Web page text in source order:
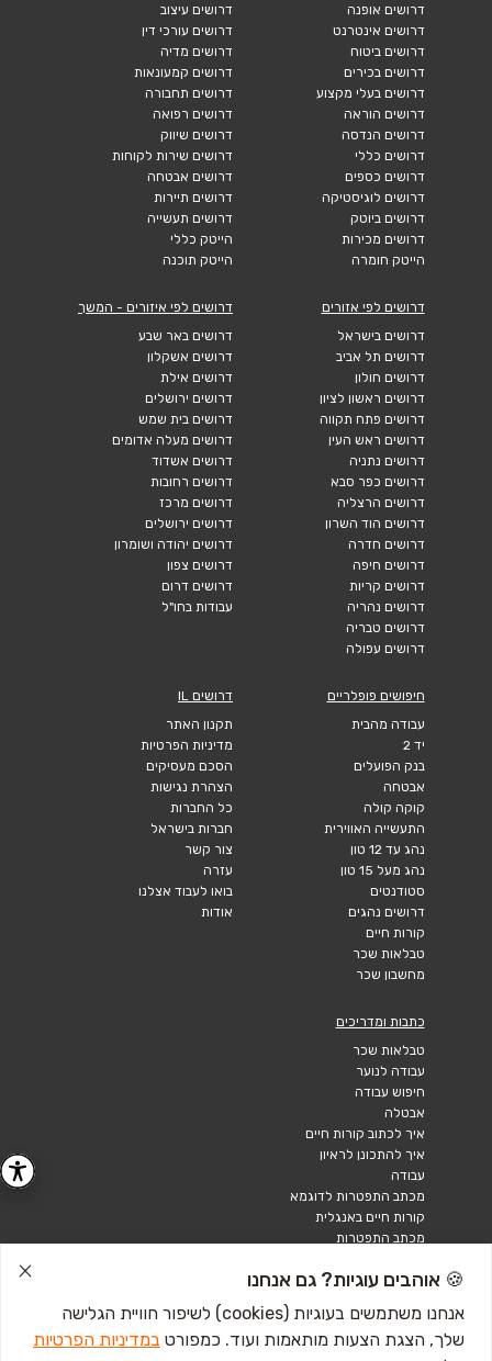
דרושים אופנה
דרושים אינטרנט
דרושים ביטוח
דרושים בכירים
דרושים בעלי מקצוע
דרושים הוראה
דרושים הנדסה
דרושים כללי
דרושים כספים
דרושים לוגיסטיקה
דרושים ביוטק
דרושים מכירות
הייטק חומרה
דרושים עיצוב
דרושים עורכי דין
דרושים מדיה
דרושים קמעונאות
דרושים תחבורה
דרושים רפואה
דרושים שיווק
דרושים שירות לקוחות
דרושים אבטחה
דרושים תיירות
דרושים תעשייה
הייטק כללי
הייטק תוכנה
דרושים לפי אזורים
דרושים בישראל
דרושים תל אביב
דרושים חולון
דרושים ראשון לציון
דרושים פתח תקווה
דרושים ראש העין
דרושים נתניה
דרושים כפר סבא
דרושים הרצליה
דרושים הוד השרון
דרושים חדרה
דרושים חיפה
דרושים קריות
דרושים נהריה
דרושים טבריה
דרושים עפולה
דרושים לפי איזורים - המשך
דרושים באר שבע
דרושים אשקלון
דרושים אילת
דרושים ירושלים
דרושים בית שמש
דרושים מעלה אדומים
דרושים אשדוד
דרושים רחובות
דרושים מרכז
דרושים ירושלים
דרושים יהודה ושומרון
דרושים צפון
דרושים דרום
עבודות בחו"ל
חיפושים פופלריים
עבודה מהבית
יד 2
בנק הפועלים
אבטחה
קוקה קולה
התעשייה האווירית
נהג עד 12 טון
נהג מעל 15 טון
סטודנטים
דרושים נהגים
קורות חיים
טבלאות שכר
מחשבון שכר
דרושים IL
תקנון האתר
מדיניות הפרטיות
הסכם מעסיקים
הצהרת נגישות
כל החברות
חברות בישראל
צור קשר
עזרה
בואו לעבוד אצלנו
אודות
כתבות ומדריכים
טבלאות שכר
עבודה לנוער
חיפוש עבודה
אבטלה
איך לכתוב קורות חיים
איך להתכונן לראיון
עבודה
מכתב התפטרות לדוגמא
קורות חיים באנגלית
מכתב התפטרות
🍪 אוהבים עוגיות? גם אנחנו
אנחנו משתמשים בעוגיות (cookies) לשיפור חוויית הגלישה
שלך, הצגת הצעות מותאמות ועוד. כמפורט במדיניות הפרטיות